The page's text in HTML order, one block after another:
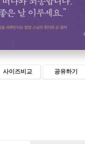
사이즈비교 공유하기